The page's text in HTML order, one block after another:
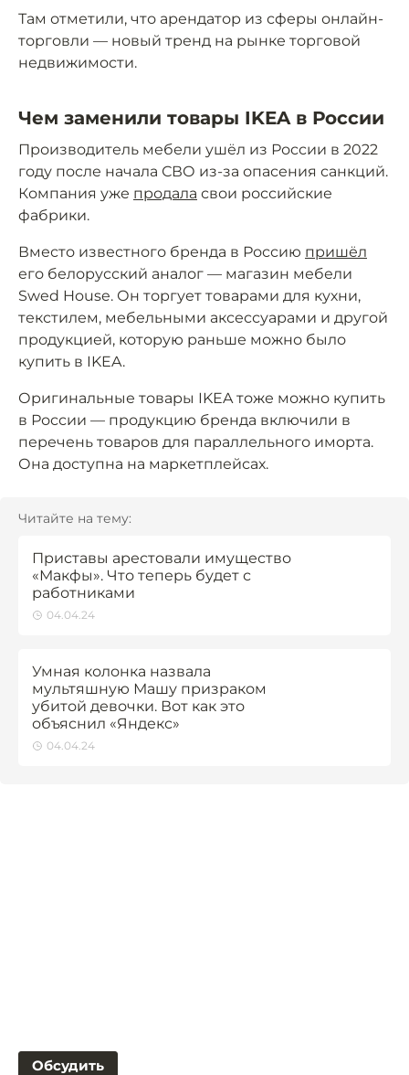
Там отметили, что арендатор из сферы онлайн-
торговли — новый тренд на рынке торговой
недвижимости.
Чем заменили товары IKEA в России
Производитель мебели ушёл из России в 2022
году после начала СВО из-за опасения санкций.
Компания уже продала свои российские
фабрики.
Вместо известного бренда в Россию пришёл
его белорусский аналог — магазин мебели
Swed House. Он торгует товарами для кухни,
текстилем, мебельными аксессуарами и другой
продукцией, которую раньше можно было
купить в IKEA.
Оригинальные товары IKEA тоже можно купить
в России — продукцию бренда включили в
перечень товаров для параллельного иморта.
Она доступна на маркетплейсах.
Читайте на тему:
Приставы арестовали имущество
«Макфы». Что теперь будет с
работниками
04.04.24
Умная колонка назвала
мультяшную Машу призраком
убитой девочки. Вот как это
объяснил «Яндекс»
04.04.24
Обсудить